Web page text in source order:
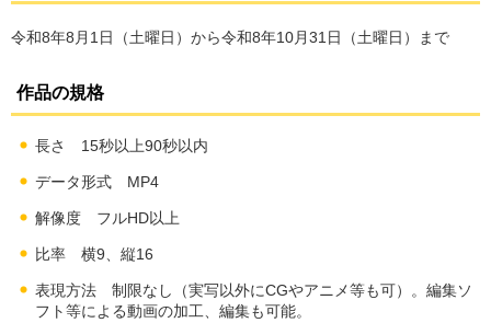
令和8年8月1日（土曜日）から令和8年10月31日（土曜日）まで
作品の規格
長さ 15秒以上90秒以内
データ形式 MP4
解像度 フルHD以上
比率 横9、縦16
表現方法 制限なし（実写以外にCGやアニメ等も可）。編集ソ
フト等による動画の加工、編集も可能。